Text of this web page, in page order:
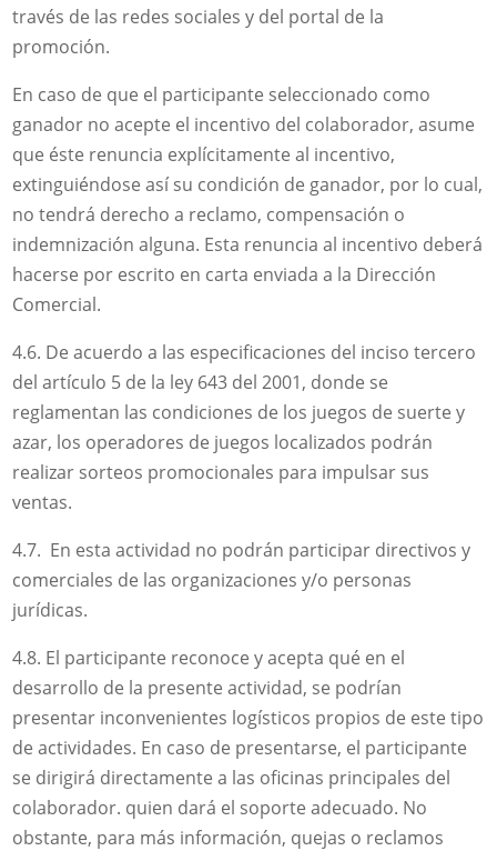
través de las redes sociales y del portal de la
promoción.
En caso de que el participante seleccionado como
ganador no acepte el incentivo del colaborador, asume
que éste renuncia explícitamente al incentivo,
extinguiéndose así su condición de ganador, por lo cual,
no tendrá derecho a reclamo, compensación o
indemnización alguna. Esta renuncia al incentivo deberá
hacerse por escrito en carta enviada a la Dirección
Comercial.
4.6. De acuerdo a las especificaciones del inciso tercero
del artículo 5 de la ley 643 del 2001, donde se
reglamentan las condiciones de los juegos de suerte y
azar, los operadores de juegos localizados podrán
realizar sorteos promocionales para impulsar sus
ventas.
4.7. En esta actividad no podrán participar directivos y
comerciales de las organizaciones y/o personas
jurídicas.
4.8. El participante reconoce y acepta qué en el
desarrollo de la presente actividad, se podrían
presentar inconvenientes logísticos propios de este tipo
de actividades. En caso de presentarse, el participante
se dirigirá directamente a las oficinas principales del
colaborador. quien dará el soporte adecuado. No
obstante, para más información, quejas o reclamos